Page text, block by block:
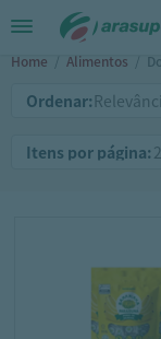
Home / Alimentos /
Ordenar:
Itens por página: